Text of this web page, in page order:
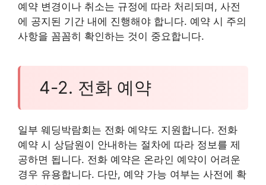
예약 변경이나 취소는 규정에 따라 처리되며, 사전
에 공지된 기간 내에 진행해야 합니다. 예약 시 주의
사항을 꼼꼼히 확인하는 것이 중요합니다.
4-2. 전화 예약
일부 웨딩박람회는 전화 예약도 지원합니다. 전화
예약 시 상담원이 안내하는 절차에 따라 정보를 제
공하면 됩니다. 전화 예약은 온라인 예약이 어려운
경우 유용합니다. 다만, 예약 가능 여부는 사전에 확